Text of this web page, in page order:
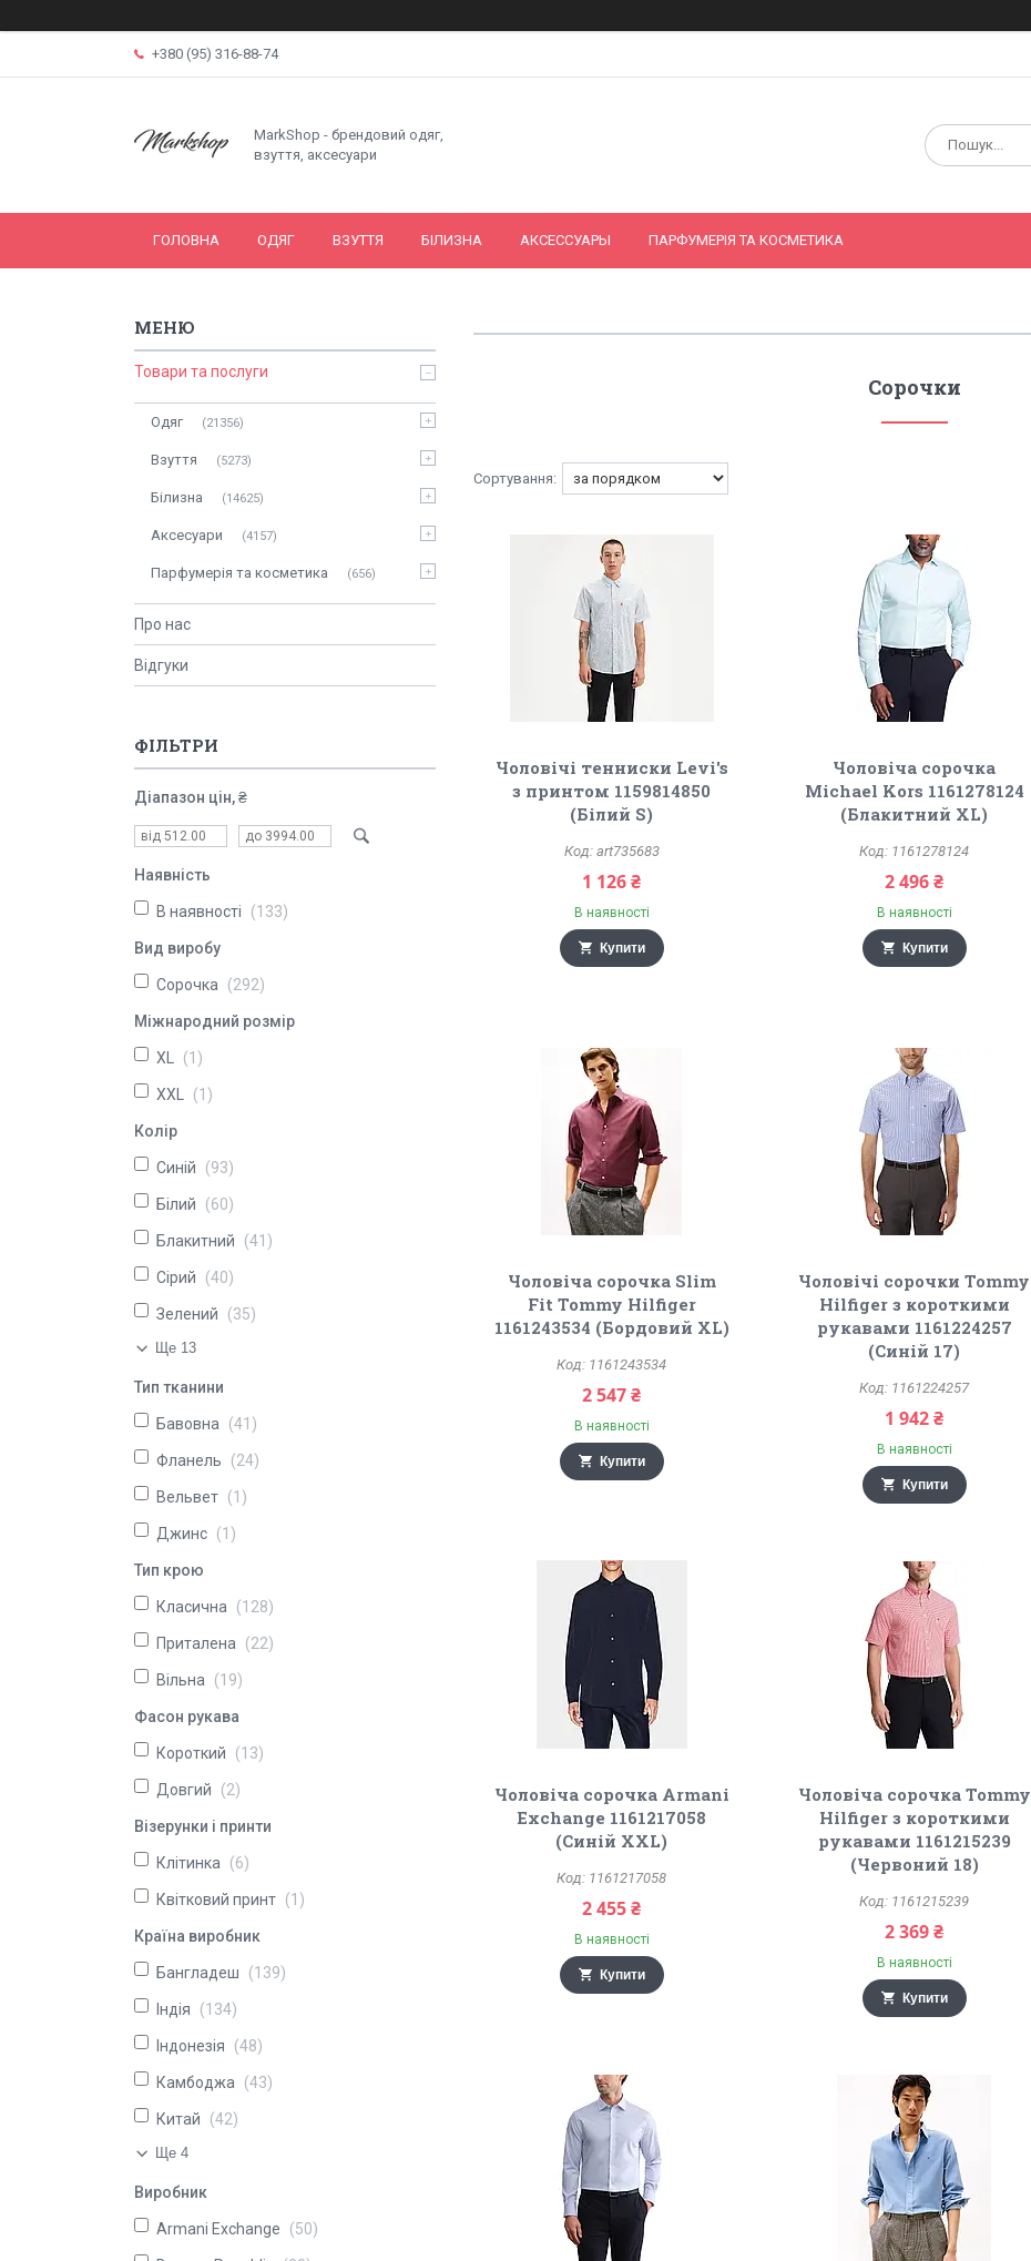
+380 (95) 316-88-74
MarkShop - брендовий одяг,
взуття, аксесуари
ГОЛОВНА ОДЯГ ВЗУТТЯ БІЛИЗНА АКСЕССУАРЫ ПАРФУМЕРІЯ ТА КОСМЕТИКА
Сорочки
Чоловічі тенниски Levi's
з принтом 1159814850
(Білий S)
art735683
1 126 ₴
В наявності
Купити
Чоловіча сорочка
Michael Kors 1161278124
(Блакитний XL)
1161278124
2 496 ₴
В наявності
Купити
Чоловіча сорочка Slim
Fit Tommy Hilfiger
1161243534 (Бордовий XL)
1161243534
2 547 ₴
В наявності
Купити
Чоловічі сорочки Tommy
Hilfiger з короткими
рукавами 1161224257
(Синій 17)
1161224257
1 942 ₴
В наявності
Купити
Чоловіча сорочка Armani
Exchange 1161217058
(Синій XXL)
1161217058
2 455 ₴
В наявності
Купити
Чоловіча сорочка Tommy
Hilfiger з короткими
рукавами 1161215239
(Червоний 18)
1161215239
2 369 ₴
В наявності
Купити
Товари та послуги
Одяг 21356
Взуття 5273
Білизна 14625
Аксесуари 4157
Парфумерія та косметика 656
Про нас
Відгуки
ФІЛЬТРИ
Діапазон цін, ₴
Наявність
В наявності 133
Вид виробу
Сорочка 292
Міжнародний розмір
XL 1
XXL 1
Колір
Синій 93
Білий 60
Блакитний 41
Сірий 40
Зелений 35
Ще 13
Тип тканини
Бавовна 41
Фланель 24
Вельвет 1
Джинс 1
Тип крою
Класична 128
Приталена 22
Вільна 19
Фасон рукава
Короткий 13
Довгий 2
Візерунки і принти
Клітинка 6
Квітковий принт 1
Країна виробник
Бангладеш 139
Індія 134
Індонезія 48
Камбоджа 43
Китай 42
Ще 4
Виробник
Armani Exchange 50